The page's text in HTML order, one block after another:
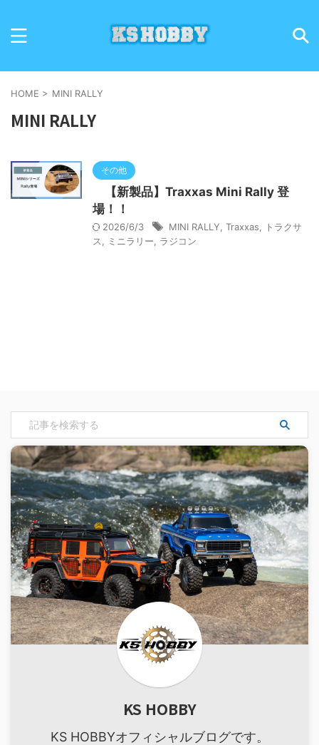
HOME > MINI RALLY
MINI RALLY
その他
【新製品】Traxxas Mini Rally 登
場！！
2026/6/3 MINI RALLY Traxxas
トラクサ
ス
ミニラリー ラジコン
KS HOBBY
KS HOBBYオフィシャルブログです。